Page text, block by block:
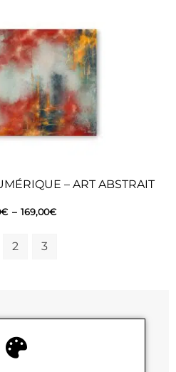
– ART ABSTRAIT
€ – 169,00€
2 3